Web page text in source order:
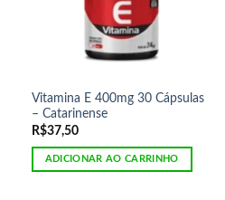
Vitamina E 400mg 30 Cápsulas
– Catarinense
R$37,50
ADICIONAR AO CARRINHO